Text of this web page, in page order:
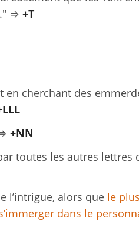
⇒ +T
en cherchant des
+NN
toutes les autres lettres
l’intrigue, alors que le
dans le